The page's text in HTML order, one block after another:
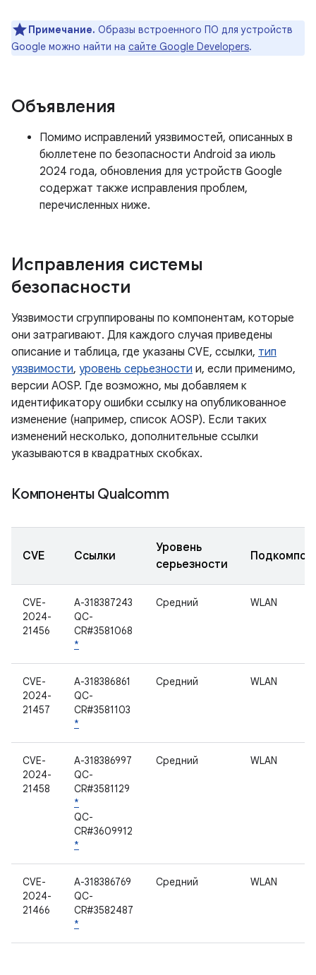
Примечание. Образы встроенного ПО для устройств
Google можно найти на сайте Google Developers.
Объявления
Помимо исправлений уязвимостей, описанных в
бюллетене по безопасности Android за июль
2024 года, обновления для устройств Google
содержат также исправления проблем,
перечисленных ниже.
Исправления системы
безопасности
Уязвимости сгруппированы по компонентам, которые
они затрагивают. Для каждого случая приведены
описание и таблица, где указаны CVE, ссылки, тип
уязвимости, уровень серьезности и, если применимо,
версии AOSP. Где возможно, мы добавляем к
идентификатору ошибки ссылку на опубликованное
изменение (например, список AOSP). Если таких
изменений несколько, дополнительные ссылки
указываются в квадратных скобках.
Компоненты Qualcomm
CVE Ссылки
Уровень
серьезности
CVE-
2024-
21456
A-318387243
QC-
CR#3581068
*
Средний WLAN
CVE-
2024-
21457
A-318386861
QC-
CR#3581103
*
Средний WLAN
CVE-
2024-
21458
A-318386997
QC-
CR#3581129
*
QC-
CR#3609912
*
Средний WLAN
CVE-
2024-
21466
A-318386769
QC-
CR#3582487
*
Средний WLAN